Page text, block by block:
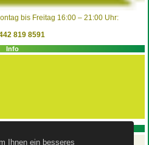
bis Freitag 16:00 – 21:00 Uhr:
819 8591
Info
Ihnen ein besseres